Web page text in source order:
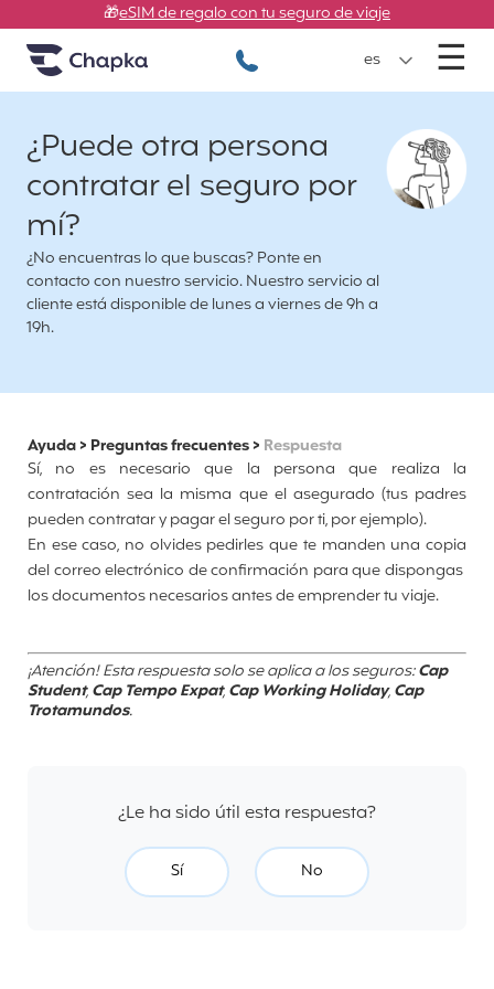
Ir directamente al contenido
Chapka Seguros de viaje
🎁eSIM de regalo con tu seguro de viaje
+34 900 805 947
es ☰
¿Puede otra persona
contratar el seguro por
mí?
¿No encuentras lo que buscas? Ponte en
contacto con nuestro servicio. Nuestro servicio al
cliente está disponible de lunes a viernes de 9h a
19h.
Ayuda> Preguntas frecuentes> Respuesta
Sí, no es necesario que la persona que realiza la
contratación sea la misma que el asegurado (tus padres
pueden contratar y pagar el seguro por ti, por ejemplo).
En ese caso, no olvides pedirles que te manden una copia
del correo electrónico de confirmación para que dispongas
los documentos necesarios antes de emprender tu viaje.
¡Atención! Esta respuesta solo se aplica a los seguros:Cap
Student,Cap Tempo Expat,Cap Working Holiday,Cap
Trotamundos.
¿Le ha sido útil esta respuesta?
Sí No